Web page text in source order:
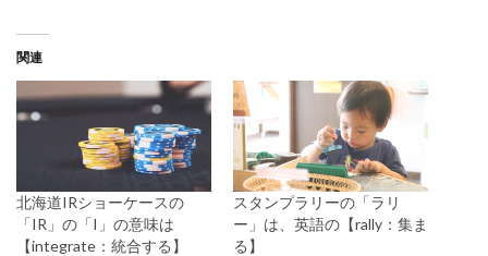
関連
北海道IRショーケースの
「IR」の「I」の意味は
【integrate：統合する】
スタンプラリーの「ラリ
ー」は、英語の【rally：集ま
る】